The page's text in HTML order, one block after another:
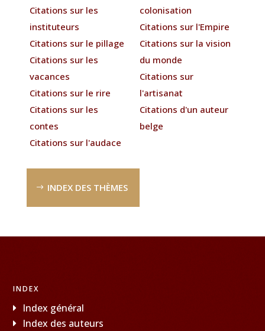
Citations sur les
instituteurs
Citations sur le pillage
Citations sur les
vacances
Citations sur le rire
Citations sur les
contes
Citations sur l'audace
colonisation
Citations sur l'Empire
Citations sur la vision
du monde
Citations sur
l'artisanat
Citations d'un auteur
belge
INDEX DES THÈMES
INDEX
Index général
Index des auteurs